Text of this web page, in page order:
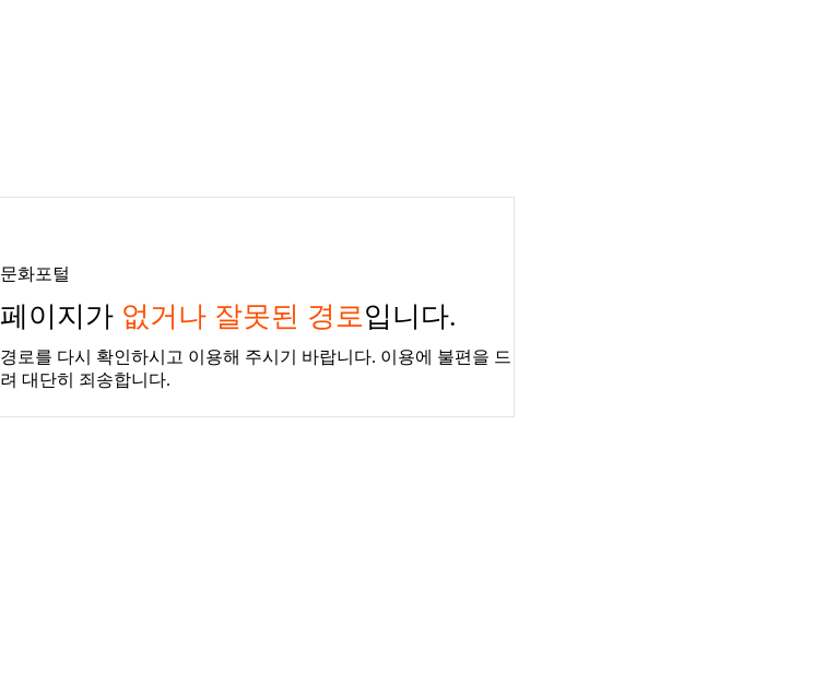
문화포털
페이지가 없거나 잘못된 경로입니다.
경로를 다시 확인하시고 이용해 주시기 바랍니다. 이용에 불편을 드
려 대단히 죄송합니다.